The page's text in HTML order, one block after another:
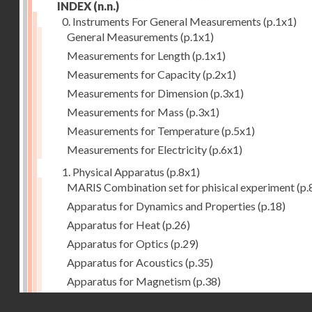
INDEX (n.n.)
0. Instruments For General Measurements (p.1x1)
General Measurements (p.1x1)
Measurements for Length(p.1x1)
Measurements for Capacity(p.2x1)
Measurements for Dimension(p.3x1)
Measurements for Mass (p.3x1)
Measurements for Temperature(p.5x1)
Measurements for Electricity(p.6x1)
1. Physical Apparatus (p.8x1)
MARIS Combination set for phisical experiment
Apparatus for Dynamics and Properties (p.18)
Apparatus for Heat(p.26)
Apparatus for Optics (p.29)
Apparatus for Acoustics (p.35)
Apparatus for Magnetism(p.38)